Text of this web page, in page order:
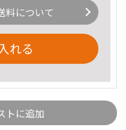
料について
れる
トに追加